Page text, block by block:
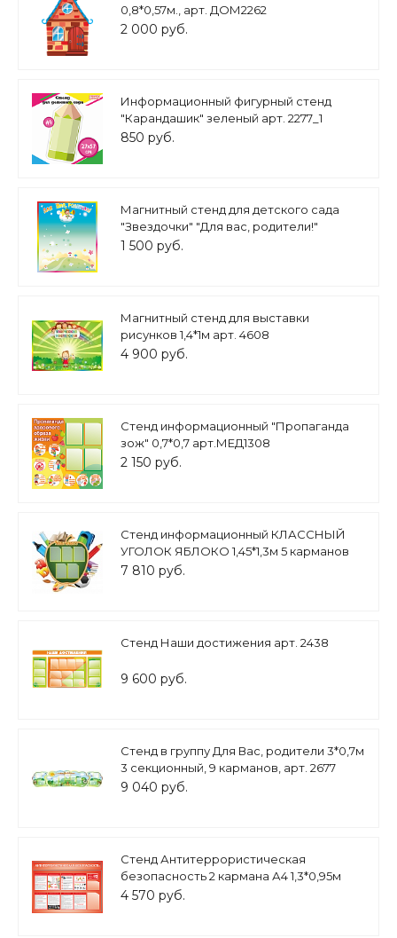
0,8*0,57м., арт. ДОМ2262
2 000 руб.
Информационный фигурный стенд
"Карандашик" зеленый арт. 2277_1
850 руб.
Магнитный стенд для детского сада
"Звездочки" "Для вас, родители!"
0,6*0,7м арт. ДС1008
1 500 руб.
Магнитный стенд для выставки
рисунков 1,4*1м арт. 4608
4 900 руб.
Стенд информационный "Пропаганда
зож" 0,7*0,7 арт.МЕД1308
2 150 руб.
Стенд информационный КЛАССНЫЙ
УГОЛОК ЯБЛОКО 1,45*1,3м 5 карманов
арт 3096
7 810 руб.
Стенд Наши достижения арт. 2438
9 600 руб.
Стенд в группу Для Вас, родители 3*0,7м
3 секционный, 9 карманов, арт. 2677
9 040 руб.
Стенд Антитеррористическая
безопасность 2 кармана А4 1,3*0,95м
арт. АН559
4 570 руб.